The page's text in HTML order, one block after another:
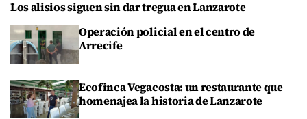
Los alisios siguen sin dar tregua en Lanzarote
Operación policial en el centro de
Arrecife
Ecofinca Vegacosta: un restaurante que
homenajea la historia de Lanzarote